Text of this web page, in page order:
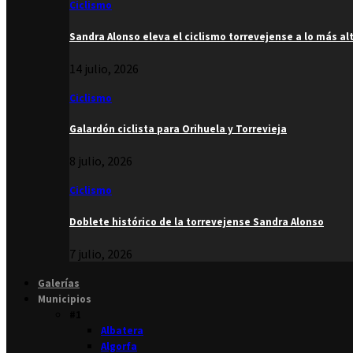
Ciclismo
Sandra Alonso eleva el ciclismo torrevejense a lo más
14 julio, 2026
Ciclismo
Galardón ciclista para Orihuela y Torrevieja
8 julio, 2026
Ciclismo
Doblete histórico de la torrevejense Sandra Alonso
7 julio, 2026
Galerías
Municipios
Albatera
Algorfa